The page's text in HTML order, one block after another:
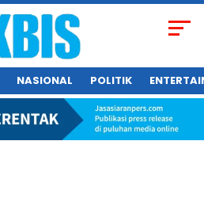
NASIONAL POLITIK